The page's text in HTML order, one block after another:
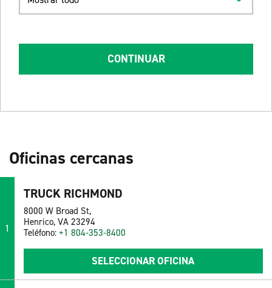
CONTINUAR
Oficinas cercanas
1
TRUCK RICHMOND
8000 W Broad St,
Henrico, VA 23294
Teléfono: +1 804-353-8400
SELECCIONAR OFICINA